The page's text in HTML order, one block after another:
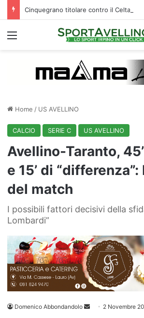
Menu
Home / US AVELLINO
CALCIO SERIE C US AVELLINO
Avellino-Taranto,
e 15’ di
del match
I possibili fattori decisivi della
Lombardi”
Domenico Abbondandolo
Invia 2 Novembre